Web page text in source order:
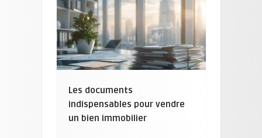
Les documents
indispensables pour vendre
un bien immobilier